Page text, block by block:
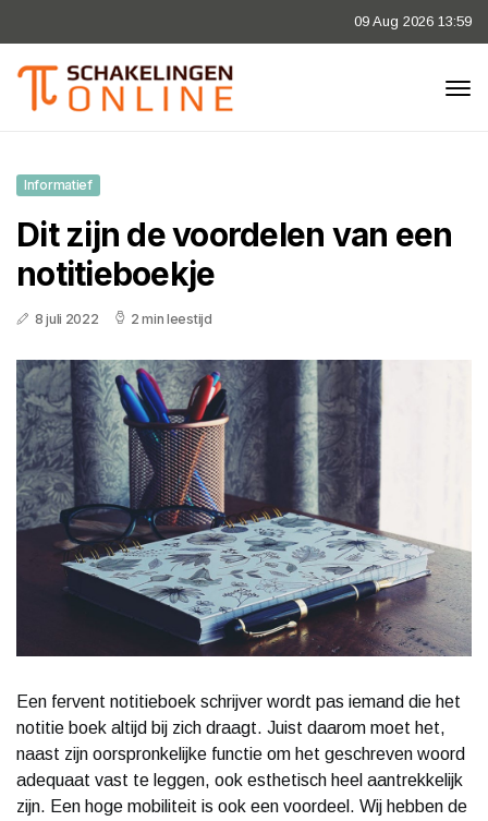
09 Aug 2026 13:59
Informatief
Dit zijn de voordelen van een
notitieboekje
8 juli 2022 2 min leestijd
Een fervent notitieboek schrijver wordt pas iemand die het
notitie boek altijd bij zich draagt. Juist daarom moet het,
naast zijn oorspronkelijke functie om het geschreven woord
adequaat vast te leggen, ook esthetisch heel aantrekkelijk
zijn. Een hoge mobiliteit is ook een voordeel. Wij hebben de